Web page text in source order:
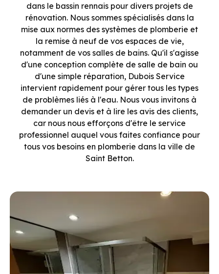
dans le bassin rennais pour divers projets de
rénovation. Nous sommes spécialisés dans la
mise aux normes des systèmes de plomberie et
la remise à neuf de vos espaces de vie,
notamment de vos salles de bains. Qu'il s'agisse
d'une conception complète de salle de bain ou
d'une simple réparation, Dubois Service
intervient rapidement pour gérer tous les types
de problèmes liés à l'eau. Nous vous invitons à
demander un devis et à lire les avis des clients,
car nous nous efforçons d'être le service
professionnel auquel vous faites confiance pour
tous vos besoins en plomberie dans la ville de
Saint Betton.